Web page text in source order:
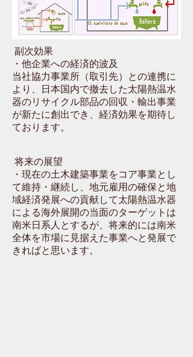
副次効果
・他企業への経済的波及
当社協力事業所（取引先）との連携に
より、日本国内で撤去した太陽熱温水
器のリサイクル部品の回収・輸出事業
が新たに創出でき、経済効果を期待し
ております。
将来の展望
・現在の土木建築事業をコア事業とし
て維持・継続し、地元雇用の確保と地
域経済発展への貢献して太陽熱温水器
による海外展開の当面のターゲットは
南米日系人とするが、将来的には南米
全体を市場に見据えた事業へと発展で
きればと思います。